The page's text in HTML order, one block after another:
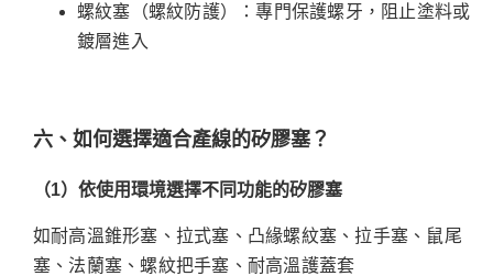
螺紋塞（螺紋防護）：專門保護螺牙，阻止塗料或
鍍層進入
六、如何選擇適合產線的矽膠塞？
（1）依使用環境選擇不同功能的矽膠塞
如耐高溫錐形塞、拉式塞、凸緣螺紋塞、拉手塞、鼠尾
塞、法蘭塞、螺紋把手塞、耐高溫護蓋套